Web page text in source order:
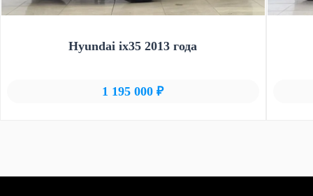
Hyundai ix35 2013 года
1 195 000 ₽